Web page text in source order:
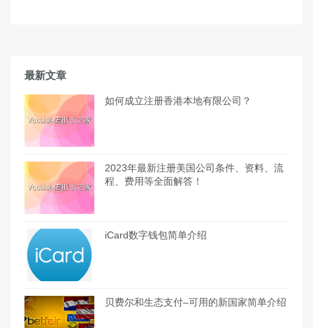
最新文章
如何成立注册香港本地有限公司？
2023年最新注册美国公司条件、资料、流
程、费用等全面解答！
iCard数字钱包简单介绍
贝费尔和生态支付–可用的新国家简单介绍